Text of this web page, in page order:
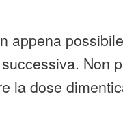
appena
Non
la dose